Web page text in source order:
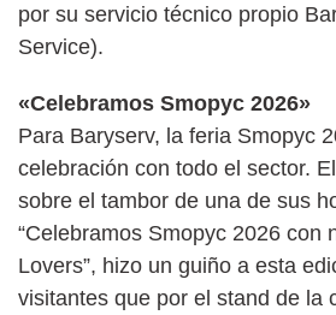
por su servicio técnico propio
Service).
«Celebramos Smopyc 2026»
Para Baryserv, la feria Smopyc
celebración con todo el sector.
sobre el tambor de una de sus
“Celebramos Smopyc 2026 con
Lovers”, hizo un guiño a esta
visitantes que por el stand de la